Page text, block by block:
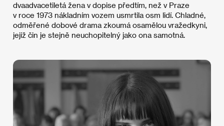
dvaadvacetiletá žena v dopise předtím, než v Praze
v roce 1973 nákladním vozem usmrtila osm lidí. Chladné,
odměřené dobové drama zkoumá osamělou vražedkyni,
jejíž čin je stejně neuchopitelný jako ona samotná.